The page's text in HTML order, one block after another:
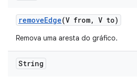
removeEdge(V from, V to)
Remova uma aresta do gráfico.
String